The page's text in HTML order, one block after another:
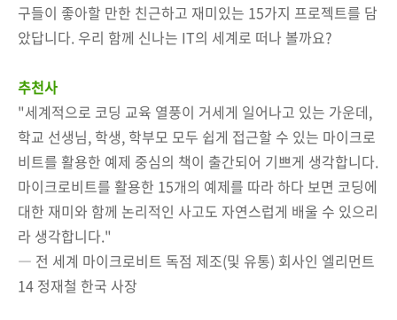
구들이 좋아할 만한 친근하고 재미있는 15가지 프로젝트를 담
았답니다. 우리 함께 신나는 IT의 세계로 떠나 볼까요?
추천사
"세계적으로 코딩 교육 열풍이 거세게 일어나고 있는 가운데,
학교 선생님, 학생, 학부모 모두 쉽게 접근할 수 있는 마이크로
비트를 활용한 예제 중심의 책이 출간되어 기쁘게 생각합니다.
마이크로비트를 활용한 15개의 예제를 따라 하다 보면 코딩에
대한 재미와 함께 논리적인 사고도 자연스럽게 배울 수 있으리
라 생각합니다."
― 전 세계 마이크로비트 독점 제조(및 유통) 회사인 엘리먼트
14 정재철 한국 사장